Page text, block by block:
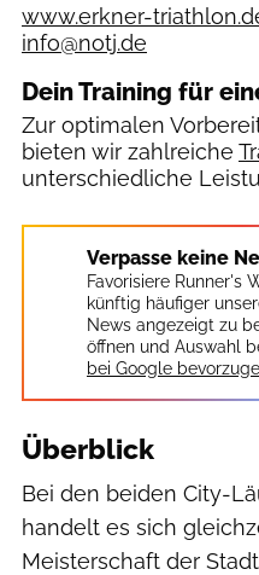
www.erkner-
info@notj.de
Dein Training für
Zur optimalen
bieten wir zahlreiche
unterschiedliche
Verpasse keine
Favorisiere Runner's
künftig häufiger
News angezeigt zu
öffnen und Auswahl
bei Google
Überblick
Bei den beiden City-
handelt es sich
Meisterschaft der